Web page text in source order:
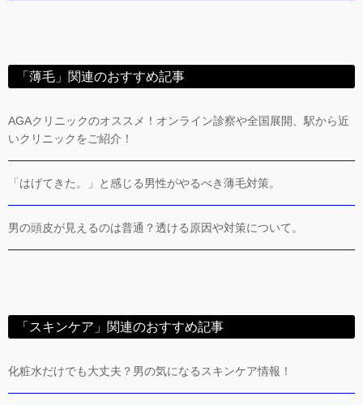
「薄毛」関連のおすすめ記事
AGAクリニックのオススメ！オンライン診察や全国展開、駅から近
いクリニックをご紹介！
「はげてきた。」と感じる男性がやるべき薄毛対策。
男の頭皮が見えるのは普通？透ける原因や対策について。
「スキンケア」関連のおすすめ記事
化粧水だけでも大丈夫？男の気になるスキンケア情報！